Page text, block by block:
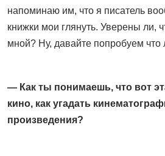
напоминаю им, что я писатель
книжки мои глянуть. Уверены ли,
мной? Ну, давайте попробуем что
— Как ты понимаешь, что вот
кино, как угадать
произведения?